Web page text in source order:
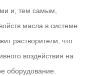
и, тем самым,
масла в системе.
растворители, что
воздействия на
оборудование.